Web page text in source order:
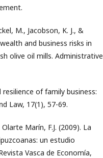
M., Jacobson, K. J., &
and business risks in
olive oil mills. Administrative
resilience of family business:
Law, 17(1), 57-69.
Marín, F.J. (2009). La
un estudio
Vasca de Economía,